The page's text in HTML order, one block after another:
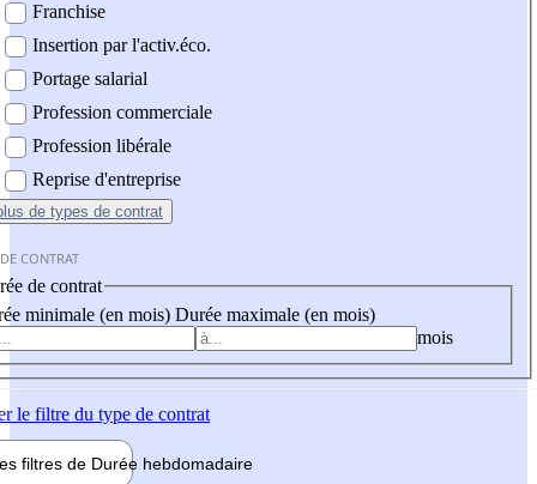
Franchise
Insertion par l'activ.éco.
Portage salarial
Profession commerciale
Profession libérale
Reprise d'entreprise
de types de contrat
CONTRAT
de contrat
minimale (en mois) Durée maximale (en mois)
mois
le filtre du type de contrat
filtres de Durée hebdomadaire